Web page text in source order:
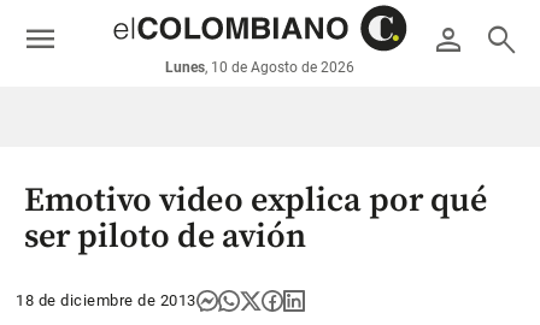
económicos
Colombia
person search
Lunes, 10 de Agosto de 2026
menu
Emotivo video explica por qué
ser piloto de avión
18 de diciembre de 2013